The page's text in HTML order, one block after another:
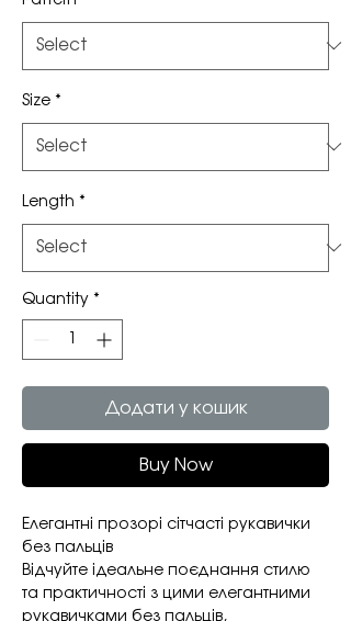
Size *
Length *
Quantity *
Додати у кошик
Buy Now
Елегантні прозорі сітчасті рукавички
без пальців
Відчуйте ідеальне поєднання стилю
та практичності з цими елегантними
рукавичками без пальців,